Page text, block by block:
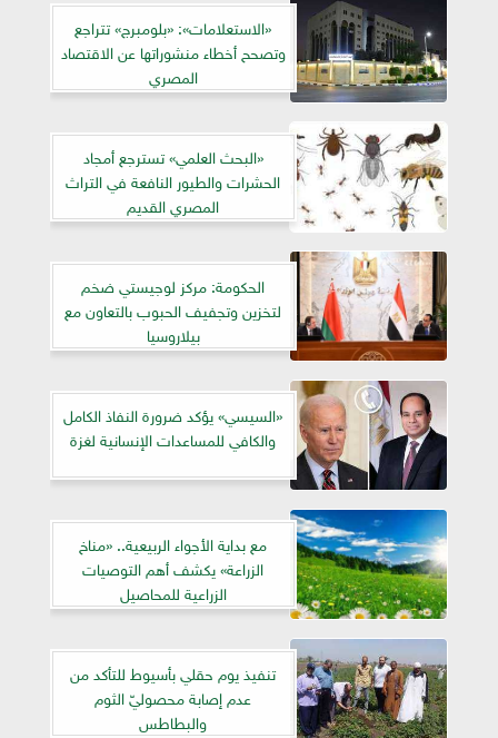
«الاستعلامات»: «بلومبرج» تتراجع
وتصحح أخطاء منشوراتها عن الاقتصاد
المصري
«البحث العلمي» تسترجع أمجاد
الحشرات والطيور النافعة في التراث
المصري القديم
الحكومة: مركز لوجيستي ضخم
لتخزين وتجفيف الحبوب بالتعاون مع
بيلاروسيا
«السيسي» يؤكد ضرورة النفاذ الكامل
والكافي للمساعدات الإنسانية لغزة
مع بداية الأجواء الربيعية.. «مناخ
الزراعة» يكشف أهم التوصيات
الزراعية للمحاصيل
تنفيذ يوم حقلي بأسيوط للتأكد من
عدم إصابة محصوليّ الثوم
والبطاطس